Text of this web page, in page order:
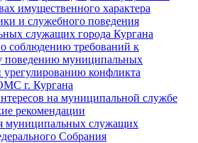
имущественного характера
и служебного поведения
служащих города Кургана
соблюдению требований к
поведению муниципальных
конфликта
г. Кургана
на муниципальной службе
рекомендации
муниципальных служащих
Cобрания